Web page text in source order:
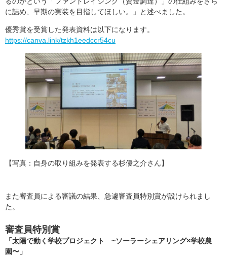
に詰め、早期の実装を目指してほしい。」と述べました。
優秀賞を受賞した発表資料は以下になります。
https://canva.link/tzkh1eedccr54cu
【写真：自身の取り組みを発表する杉優之介さん】
また審査員による審議の結果、急遽審査員特別賞が設けられまし
た。
審査員特別賞
「太陽で動く学校プロジェクト ~ソーラーシェアリング×学校農
園〜」